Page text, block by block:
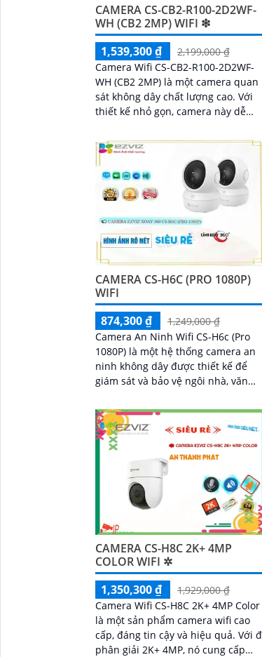
CAMERA CS-CB2-R100-2D2WF-
WH (CB2 2MP) WIFI ❇
1,539,300 ₫
2,199,000 ₫
Camera Wifi CS-CB2-R100-2D2WF-
WH (CB2 2MP) là một camera quan
sát không dây chất lượng cao. Với
thiết kế nhỏ gọn, camera này dễ
khác nhau trong ngôi nhà hoặc văn
phòng
CAMERA CS-H6C (PRO 1080P)
WIFI
874,300 ₫
1,249,000 ₫
Camera An Ninh Wifi CS-H6c (Pro
1080P) là một hệ thống camera an
ninh không dây được thiết kế để
giám sát và bảo vệ ngôi nhà, văn
khác. Với độ phân giải Full HD
1080P, nó cung cấp hình ảnh sắc nét
và chất lượng cao
CAMERA CS-H8C 2K+ 4MP
COLOR WIFI ✲
1,350,300 ₫
1,929,000 ₫
Camera Wifi CS-H8C 2K+ 4MP Color
là một sản phẩm camera wifi cao
cấp, đáng tin cậy và hiệu quả. Với độ
phân giải 2K+ 4MP, nó cung cấp